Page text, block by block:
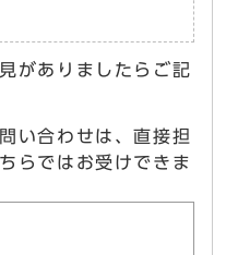
がありましたらご記
い合わせは、直接担
らではお受けできま